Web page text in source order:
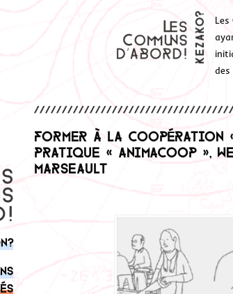
des
Former à la coopération
pratique « Animacoop »,
Marseault